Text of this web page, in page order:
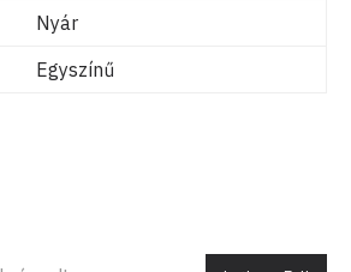
Nyár
Egyszínű